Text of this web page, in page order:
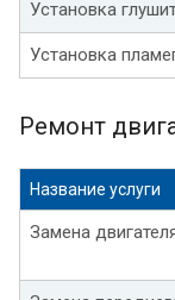
Установка
Установка
Ремонт
Название услуги
Замена